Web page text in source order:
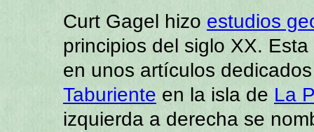
Curt Gagel hizoestudios
principios del siglo XX.
en unos artículos
Taburiente en la isla de La
izquierda a derecha se